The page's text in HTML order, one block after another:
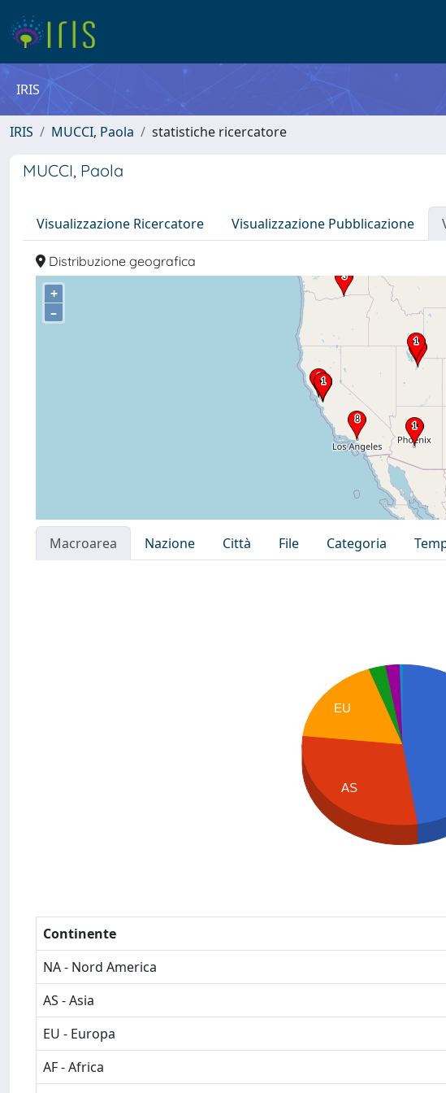
IRIS
IRIS MUCCI, Paola statistiche ricercatore
MUCCI, Paola
Visualizzazione Ricercatore Visualizzazione Pubblicazione
Distribuzione geografica
+
–
Macroarea Nazione Città File Categoria
EU
AS
Continente
NA - Nord America
AS - Asia
EU - Europa
AF - Africa